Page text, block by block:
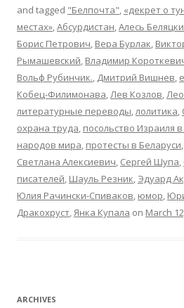
and tagged "Белпочта", «декрет о
местах»,Абсурдистан,Алесь
Борис Петрович, Вера Бурлак,
Рымашевский, Владимир
Вольф Рубинчик., Дмитрий Вишнев,
Кобец-Филимонава,Лев Козлов,
литературные переводы,лолитика,
охрана труда, посольство Израиля
народов мира, протесты в Беларуси,
Светлана Алексиевич, Сергей Шупа,
писателей, Шауль Резник, Эдуард
Юлия Рачински-Спиваков, юмор,
Дракохруст,Янка Купала on March
ARCHIVES